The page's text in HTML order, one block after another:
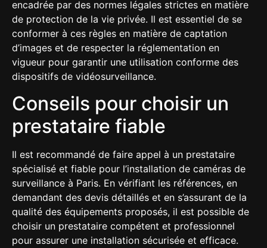
encadrée par des normes légales strictes en matière
de protection de la vie privée. Il est essentiel de se
conformer à ces règles en matière de captation
d’images et de respecter la réglementation en
vigueur pour garantir une utilisation conforme des
dispositifs de vidéosurveillance.
Conseils pour choisir un
prestataire fiable
Il est recommandé de faire appel à un prestataire
spécialisé et fiable pour l’installation de caméras de
surveillance à Paris. En vérifiant les références, en
demandant des devis détaillés et en s’assurant de la
qualité des équipements proposés, il est possible de
choisir un prestataire compétent et professionnel
pour assurer une installation sécurisée et efficace.